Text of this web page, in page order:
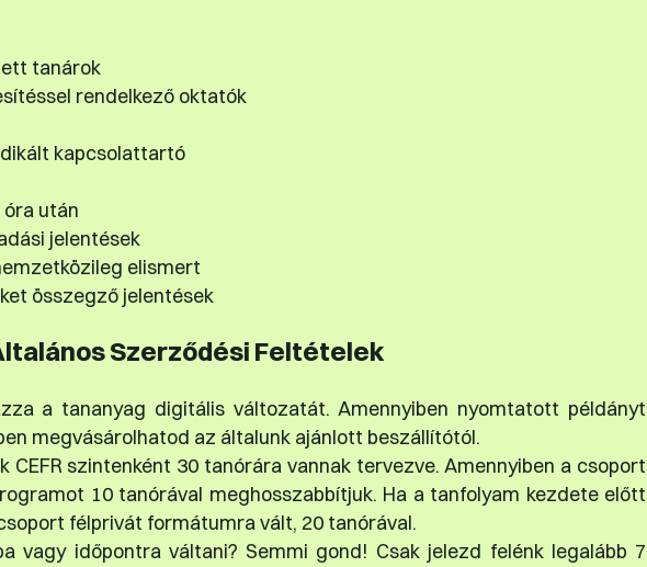
tanárok
rendelkező oktatók
kapcsolattartó
után
jelentések
elismert
összegző jelentések
Szerződési Feltételek
a tananyag digitális változatát. Amennyiben nyomtatott példányt
megvásárolhatod az általunk ajánlott beszállítótól.
CEFR szintenként 30 tanórára vannak tervezve. Amennyiben a csoport
10 tanórával meghosszabbítjuk. Ha a tanfolyam kezdete előtt
félprivát formátumra vált, 20 tanórával.
vagy időpontra váltani? Semmi gond! Csak jelezd felénk legalább 7